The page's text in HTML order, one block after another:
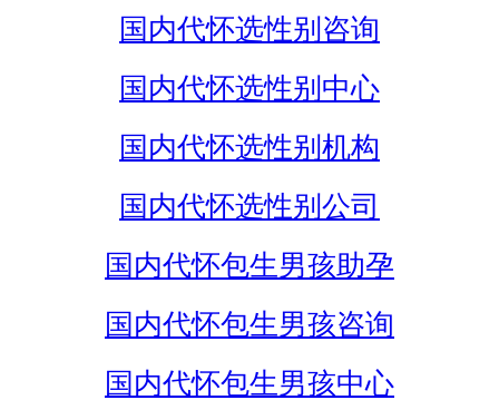
国内代怀选性别咨询
国内代怀选性别中心
国内代怀选性别机构
国内代怀选性别公司
国内代怀包生男孩助孕
国内代怀包生男孩咨询
国内代怀包生男孩中心